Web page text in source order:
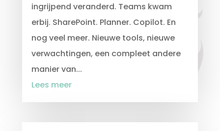
ingrijpend veranderd. Teams kwam
erbij. SharePoint. Planner. Copilot. En
nog veel meer. Nieuwe tools, nieuwe
verwachtingen, een compleet andere
manier van...
Lees meer